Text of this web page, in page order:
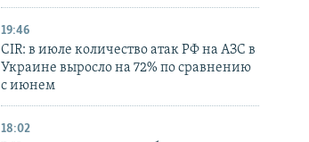
19:46
CIR: в июле количество атак РФ на АЗС в
Украине выросло на 72% по сравнению
с июнем
18:02